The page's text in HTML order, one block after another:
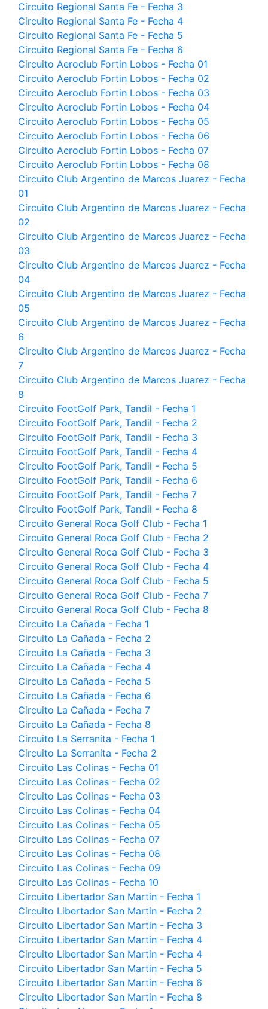
Circuito Regional Santa Fe - Fecha 3
Circuito Regional Santa Fe - Fecha 4
Circuito Regional Santa Fe - Fecha 5
Circuito Regional Santa Fe - Fecha 6
Circuito Aeroclub Fortin Lobos - Fecha 01
Circuito Aeroclub Fortin Lobos - Fecha 02
Circuito Aeroclub Fortin Lobos - Fecha 03
Circuito Aeroclub Fortin Lobos - Fecha 04
Circuito Aeroclub Fortin Lobos - Fecha 05
Circuito Aeroclub Fortin Lobos - Fecha 06
Circuito Aeroclub Fortin Lobos - Fecha 07
Circuito Aeroclub Fortin Lobos - Fecha 08
Circuito Club Argentino de Marcos Juarez - Fecha
01
Circuito Club Argentino de Marcos Juarez - Fecha
02
Circuito Club Argentino de Marcos Juarez - Fecha
03
Circuito Club Argentino de Marcos Juarez - Fecha
04
Circuito Club Argentino de Marcos Juarez - Fecha
05
Circuito Club Argentino de Marcos Juarez - Fecha
6
Circuito Club Argentino de Marcos Juarez - Fecha
7
Circuito Club Argentino de Marcos Juarez - Fecha
8
Circuito FootGolf Park, Tandil - Fecha 1
Circuito FootGolf Park, Tandil - Fecha 2
Circuito FootGolf Park, Tandil - Fecha 3
Circuito FootGolf Park, Tandil - Fecha 4
Circuito FootGolf Park, Tandil - Fecha 5
Circuito FootGolf Park, Tandil - Fecha 6
Circuito FootGolf Park, Tandil - Fecha 7
Circuito FootGolf Park, Tandil - Fecha 8
Circuito General Roca Golf Club - Fecha 1
Circuito General Roca Golf Club - Fecha 2
Circuito General Roca Golf Club - Fecha 3
Circuito General Roca Golf Club - Fecha 4
Circuito General Roca Golf Club - Fecha 5
Circuito General Roca Golf Club - Fecha 7
Circuito General Roca Golf Club - Fecha 8
Circuito La Cañada - Fecha 1
Circuito La Cañada - Fecha 2
Circuito La Cañada - Fecha 3
Circuito La Cañada - Fecha 4
Circuito La Cañada - Fecha 5
Circuito La Cañada - Fecha 6
Circuito La Cañada - Fecha 7
Circuito La Cañada - Fecha 8
Circuito La Serranita - Fecha 1
Circuito La Serranita - Fecha 2
Circuito Las Colinas - Fecha 01
Circuito Las Colinas - Fecha 02
Circuito Las Colinas - Fecha 03
Circuito Las Colinas - Fecha 04
Circuito Las Colinas - Fecha 05
Circuito Las Colinas - Fecha 07
Circuito Las Colinas - Fecha 08
Circuito Las Colinas - Fecha 09
Circuito Las Colinas - Fecha 10
Circuito Libertador San Martin - Fecha 1
Circuito Libertador San Martin - Fecha 2
Circuito Libertador San Martin - Fecha 3
Circuito Libertador San Martin - Fecha 4
Circuito Libertador San Martin - Fecha 4
Circuito Libertador San Martin - Fecha 5
Circuito Libertador San Martin - Fecha 6
Circuito Libertador San Martin - Fecha 8